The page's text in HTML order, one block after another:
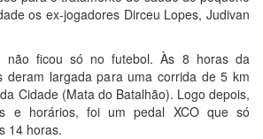
os ex-jogadores Dirceu Lopes, Judivan
não ficou só no futebol. Às 8 horas da
deram largada para uma corrida de 5 km
Cidade (Mata do Batalhão). Logo depois,
e horários, foi um pedal XCO que só
14 horas.